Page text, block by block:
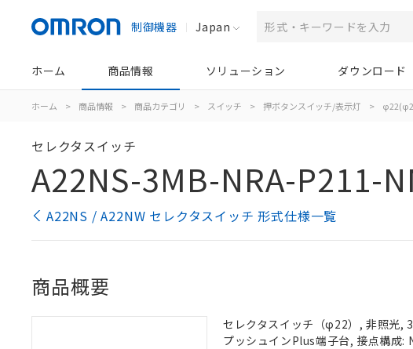
制御機器 Japan
ホーム 商品情報 ソリューション ダウンロード
ホーム > 商品情報 > 商品カテゴリ > スイッチ > 押ボタンスイッチ/表示灯 >
セレクタスイッチ
A22NS-3MB-NRA-P211-
A22NS / A22NW セレクタスイッチ 形式仕様一覧
商品概要
セレクタスイッチ（φ22）, 非照光,
プッシュインPlus端子台, 接点構成: